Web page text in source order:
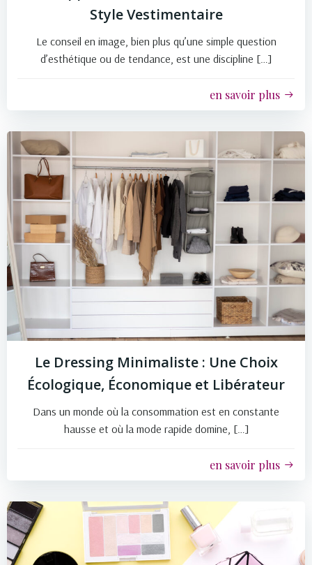
Style Vestimentaire
Le conseil en image, bien plus qu’une simple question
d’esthétique ou de tendance, est une discipline […]
en savoir plus
Le Dressing Minimaliste : Une Choix
Écologique, Économique et Libérateur
Dans un monde où la consommation est en constante
hausse et où la mode rapide domine, […]
en savoir plus